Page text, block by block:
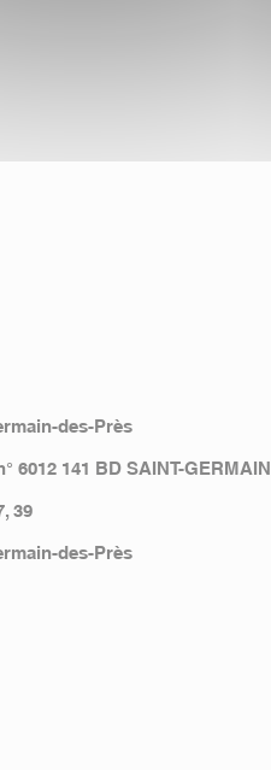
des-Près
6012 141 BD SAINT-GERMAIN
39
des-Près